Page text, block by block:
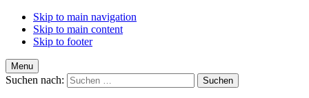
Skip to main navigation
Skip to main content
Skip to footer
Menu
Suchen nach: